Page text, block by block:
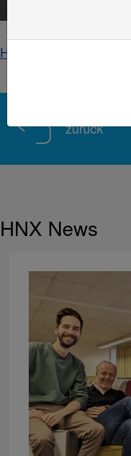
Home
zurück
HNX News